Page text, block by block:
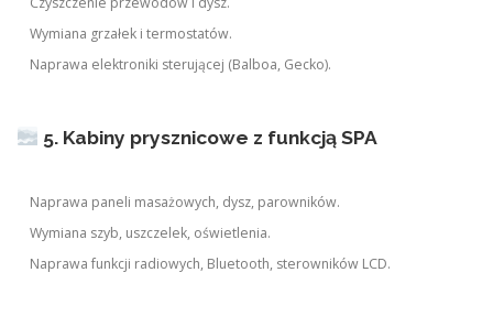
Wymiana grzałek i termostatów.
Naprawa elektroniki sterującej (Balboa, Gecko).
5. Kabiny prysznicowe z funkcją SPA
Naprawa paneli masażowych, dysz, parowników.
Wymiana szyb, uszczelek, oświetlenia.
Naprawa funkcji radiowych, Bluetooth, sterowników LCD.